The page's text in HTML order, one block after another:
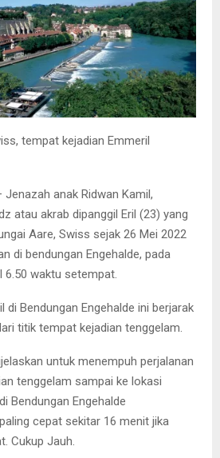
tempat kejadian Emmeril
Jenazah anak Ridwan Kamil,
atau akrab dipanggil Eril (23) yang
Aare, Swiss sejak 26 Mei 2022
di bendungan Engehalde, pada
6.50 waktu setempat.
di Bendungan Engehalde ini berjarak
titik tempat kejadian tenggelam.
untuk menempuh perjalanan
tenggelam sampai ke lokasi
Bendungan Engehalde
cepat sekitar 16 menit jika
Cukup Jauh.